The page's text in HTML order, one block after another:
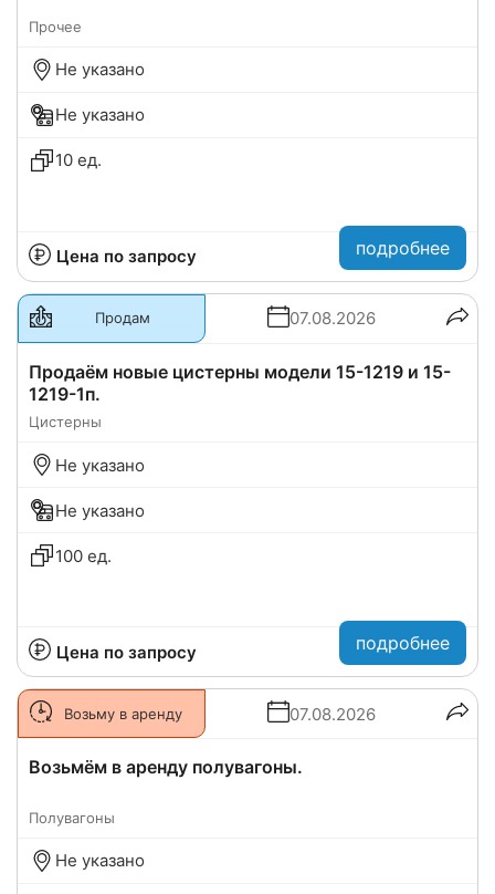
Прочее
Не указано
Не указано
10 ед.
Цена по запросу подробнее
Продам 07.08.2026
Продаём новые цистерны модели 15-1219 и 15-
1219-1п.
Цистерны
Не указано
Не указано
100 ед.
Цена по запросу подробнее
Возьму в аренду 07.08.2026
Возьмём в аренду полувагоны.
Полувагоны
Не указано